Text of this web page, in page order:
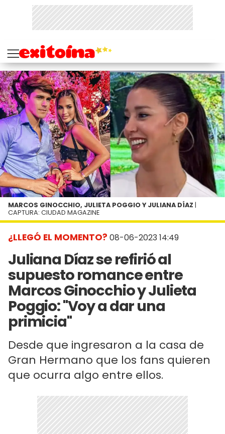
¿LLEGÓ EL MOMENTO? 08-06-2023 14:49
Juliana Díaz se refirió al
supuesto romance entre
Marcos Ginocchio y Julieta
Poggio: "Voy a dar una
primicia"
Desde que ingresaron a la casa de
Gran Hermano que los fans quieren
que ocurra algo entre ellos.
MARCOS GINOCCHIO, JULIETA POGGIO Y JULIANA DÍAZ |
CAPTURA: CIUDAD MAGAZINE